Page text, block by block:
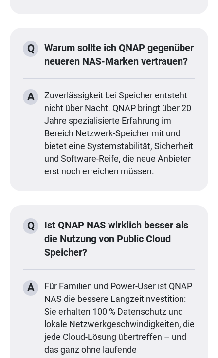
Q
Warum sollte ich QNAP gegenüber
neueren NAS-Marken vertrauen?
A
Zuverlässigkeit bei Speicher entsteht
nicht über Nacht. QNAP bringt über 20
Jahre spezialisierte Erfahrung im
Bereich Netzwerk-Speicher mit und
bietet eine Systemstabilität, Sicherheit
und Software-Reife, die neue Anbieter
erst noch erreichen müssen.
Q
Ist QNAP NAS wirklich besser als
die Nutzung von Public Cloud
Speicher?
A
Für Familien und Power-User ist QNAP
NAS die bessere Langzeitinvestition:
Sie erhalten 100 % Datenschutz und
lokale Netzwerkgeschwindigkeiten, die
jede Cloud-Lösung übertreffen – und
das ganz ohne laufende